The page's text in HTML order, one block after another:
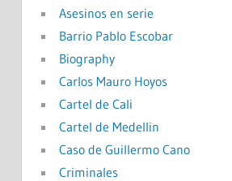
Asesinos en serie
Barrio Pablo Escobar
Biography
Carlos Mauro Hoyos
Cartel de Cali
Cartel de Medellin
Caso de Guillermo Cano
Criminales